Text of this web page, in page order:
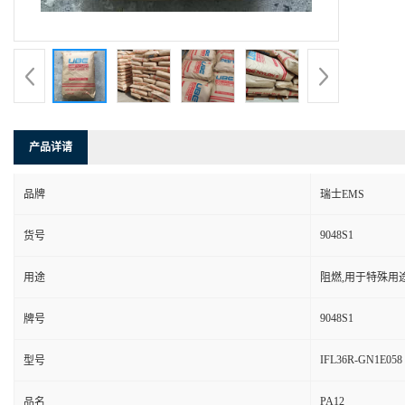
产品详请
品牌 瑞士EMS
货号 9048S1
用途 阻燃,用于特殊用
牌号 9048S1
型号 IFL36R-GN1E058
品名 PA12